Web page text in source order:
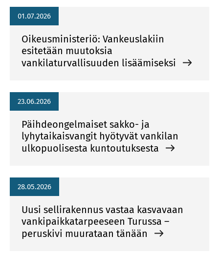
01.07.2026
Oikeusministeriö: Vankeuslakiin
esitetään muutoksia
vankilaturvallisuuden lisäämiseksi
23.06.2026
Päihdeongelmaiset sakko- ja
lyhytaikaisvangit hyötyvät vankilan
ulkopuolisesta kuntoutuksesta
28.05.2026
Uusi sellirakennus vastaa kasvavaan
vankipaikkatarpeeseen Turussa –
peruskivi muurataan tänään